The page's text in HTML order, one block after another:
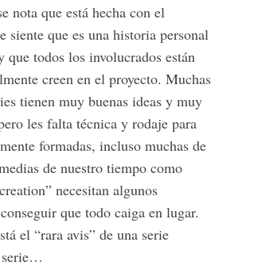
nota que está hecha con el
siente que es una historia personal
que todos los involucrados están
creen en el proyecto. Muchas
tienen muy buenas ideas y muy
les falta técnica y rodaje para
formadas, incluso muchas de
de nuestro tiempo como
necesitan algunos
que todo caiga en lugar.
el “rara avis” de una serie
serie…